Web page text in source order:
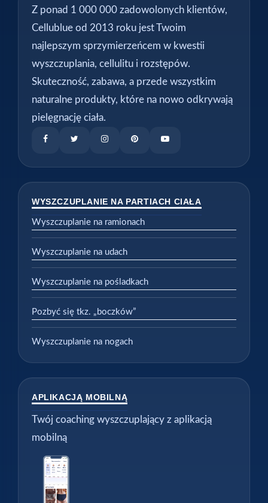
Z ponad 1 000 000 zadowolonych klientów,
Cellublue od 2013 roku jest Twoim
najlepszym sprzymierzeńcem w kwestii
wyszczuplania, cellulitu i rozstępów.
Skuteczność, zabawa, a przede wszystkim
naturalne produkty, które na nowo odkrywają
pielęgnację ciała.
WYSZCZUPLANIE NA PARTIACH CIAŁA
Wyszczuplanie na ramionach
Wyszczuplanie na udach
Wyszczuplanie na pośladkach
Pozbyć się tkz. „boczków”
Wyszczuplanie na nogach
APLIKACJĄ MOBILNĄ
Twój coaching wyszczuplający z aplikacją
mobilną